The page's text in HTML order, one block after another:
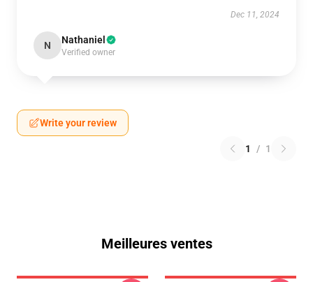
Dec 11, 2024
N Nathaniel
Verified owner
Write your review
1 / 1
Meilleures ventes